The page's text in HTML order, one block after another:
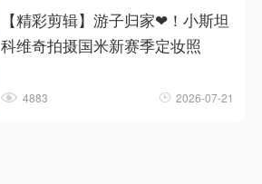
【精彩剪辑】游子归家❤！小斯坦
科维奇拍摄国米新赛季定妆照
4883 2026-07-21